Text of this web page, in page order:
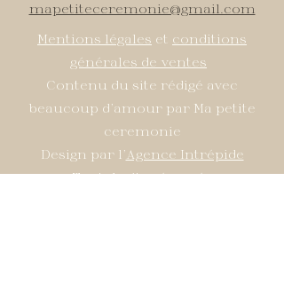
mapetiteceremonie@gmail.com
Mentions légales et conditions
générales de ventes
Contenu du site rédigé avec
beaucoup d'amour par Ma petite
ceremonie
Design par l' Agence Intrépide
Tout droits réservés